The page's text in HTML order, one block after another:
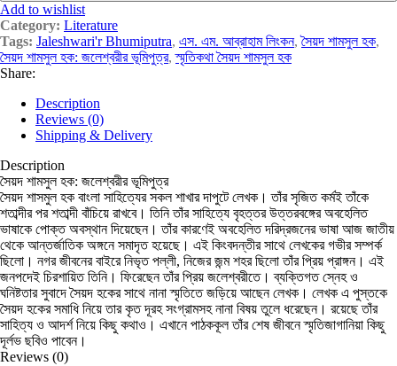
Add to wishlist
Category: Literature
Tags: Jaleshwari'r Bhumiputra, এস. এম. আব্রাহাম লিংকন, সৈয়দ শামসুল হক,
সৈয়দ শামসুল হক: জলেশ্বরীর ভূমিপুত্র, স্মৃতিকথা সৈয়দ শামসুল হক
Share:
Description
Reviews (0)
Shipping & Delivery
Description
সৈয়দ শামসুল হক: জলেশ্বরীর ভূমিপুত্র
সৈয়দ শাসমুল হক বাংলা সাহিত্যের সকল শাখার দাপুটে লেখক। তাঁর সৃজিত কর্মই তাঁকে
শতাব্দীর পর শতাব্দী বাঁচিয়ে রাখবে। তিনি তাঁর সাহিত্যে বৃহত্তর উত্তরবঙ্গের অবহেলিত
ভাষাকে পোক্ত অবস্থান দিয়েছেন। তাঁর কারণেই অবহেলিত দরিদ্রজনের ভাষা আজ জাতীয়
থেকে আন্তর্জাতিক অঙ্গনে সমাদৃত হয়েছে। এই কিংবদন্তীর সাথে লেখকের গভীর সম্পর্ক
ছিলো। নগর জীবনের বাইরে নিভৃত পল্লী, নিজের জন্ম শহর ছিলো তাঁর প্রিয় প্রাঙ্গন। এই
জনপদেই চিরশায়িত তিনি। ফিরেছেন তাঁর প্রিয় জলেশ্বরীতে। ব্যক্তিগত স্নেহ ও
ঘনিষ্টতার সুবাদে সৈয়দ হকের সাথে নানা স্মৃতিতে জড়িয়ে আছেন লেখক। লেখক এ পুস্তকে
সৈয়দ হকের সমাধি নিয়ে তার কৃত দূরহ সংগ্রামসহ নানা বিষয় তুলে ধরেছেন। রয়েছে তাঁর
সাহিত্য ও আদর্শ নিয়ে কিছু কথাও। এখানে পাঠককূল তাঁর শেষ জীবনে স্মৃতিজাগানিয়া কিছু
দূর্লভ ছবিও পাবেন।
Reviews (0)